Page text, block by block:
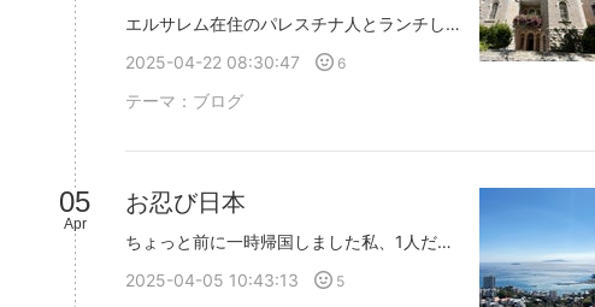
エルサレム在住のパレスチナ人とランチしましたイスラエルではパレスチナ人もユダヤ人もうまく折り合って生活しているように見えますが実際のところはどうなのでしょう？お会いしたパレスチナ人の方はイスラエルでもパレスチナでも仕事をされているので行き来することが日常らしいです彼の所有するIDは、どちらの国(?)も入国可能ですがチェックポイントでの検問が、まあ厳しいらしいパレスチナに入るのはスムーズだけど、イスラエルに入るときはその時々で、スムーズな時もあるけど、異常に時間がかかることがあるらしい今は特に戦禍なので取り締まりが厳しいのは仕方ないのかもしれませんが彼には『嫌がらせ』に思える時もあるようです実際、嫌がらせもあるんだろうなと、私も思います通常、2時間もあれば行けるところが検問のせいで12時間、ってこともあるようです妊婦さんや子連れやトイレに行きたい！と、なるとますます辛いしそこまでやる？と、思いたくもなる一方でテロリストの入国を見逃すわけにもいかないということもあるし、、、。と、思ったりもします。彼はずっとイスラエルに住み今まであらゆることを見て経験して出てくる言葉にはやるせなさや生きづらさを吐露しながらも、イスラエルに対するヘイトは感じませんでした。彼はムスリムですがお祈りもしてないしビールも飲むしどの宗教も尊重するフレキシブルな人で考え方も宗教基盤でなくロジカルだそうです。『攻撃を辞められないハマスや過激なパレスチナ人とパレスチナ人を人間扱いしないIDFや政府。双方、(思想の)修正しないとどうにもならない』『イスラエルが全てをコントロールしたっていいよ。そんなの受け入れるよ。ただ平和に暮らしたい。』そのように仰ってました。そして、平和への願いはユダヤ人も同じです。ただパレスチナ人としてイスラエルで“レイシズム”を感じることは現実であり一方で、多くのユダヤ人は、国内のパレスチナ人とはうまくやってると、思っているだろうと感じます。マジョリティ側にはわからないことってあると思います。恐らく、私たち日本人も在日やアイヌの方々に差別意識はないけどマイノリティ側からすれば差別はあるかもしれません。そして、かつてオスマン帝国が支配していたころはユダヤ人もアラブ人もうまくやっていた。という言説もまた、マジョリティ側に即した事実でユダヤ人は人頭税が課せられ不当に暴力を振るわれたり。という世界だったそうです。とにかく恐らくいつの世も、一般市民の望みは暴力を振るわれたくないし人権を尊重されたい望んでいるのは普通の暮らしです普通に暮らせるとはなんで尊いことなのでしょうね
2025-04-22 08:30:47
6
テーマ： ブログ
05
Apr
お忍び日本
ちょっと前に一時帰国しました私、1人だけで諸事情あり友だちにも知らせずに帰ったので会うことはなかったのですが日本に帰国したことで戦争中に受けた心の痛みが和らぎました開放された人質の受けた残酷な虐待どんなふうに殺害されていったか見て聞いていつの間にか自分自身も心が苦しみに覆われていたと思います熱海日本に帰って物理的に離れることニュースはほぼ耳に入らないことそうすることで現実は変わらなくてもだけど苦しみに飲まれそうになる心を解放することができたずっと苦しみを感じていたつもりはないけど物凄い痛みを心が負っていたと思うイスラエルという地は人の血と涙にまみれ愛と殺戮と不条理の吹き溜まりそれでも前を向いて懸命に生きていくしかない人たちの苦しさと強さを知りましたイスラエル人は陽気な人が多いですがいつ奪われるかわからない人生を楽しむために構築されたものなのかもしれない最近はそんなふうに思います押し潰されそうになっていた心が永遠の鎖国中の日本で癒されましたそしてまたイスラエルに戻り一瞬の時間の愛おしさを感じてます
2025-04-05 10:43:13
5